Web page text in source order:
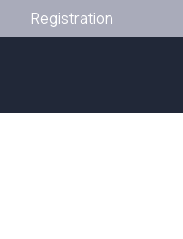
Registration